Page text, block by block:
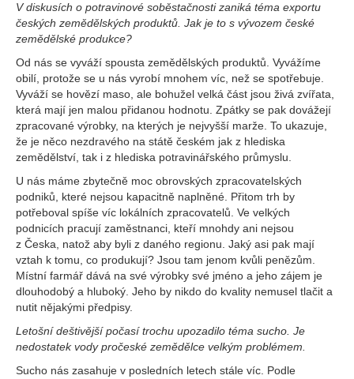
V diskusích o potravinové soběstačnosti zaniká téma exportu
českých zemědělských produktů. Jak je to s vývozem české
zemědělské produkce?
Od nás se vyváží spousta zemědělských produktů. Vyvážíme
obilí, protože se u nás vyrobí mnohem víc, než se spotřebuje.
Vyváží se hovězí maso, ale bohužel velká část jsou živá zvířata,
která mají jen malou přidanou hodnotu. Zpátky se pak dovážejí
zpracované výrobky, na kterých je nejvyšší marže. To ukazuje,
že je něco nezdravého na státě českém jak z hlediska
zemědělství, tak i z hlediska potravinářského průmyslu.
U nás máme zbytečně moc obrovských zpracovatelských
podniků, které nejsou kapacitně naplněné. Přitom trh by
potřeboval spíše víc lokálních zpracovatelů. Ve velkých
podnicích pracují zaměstnanci, kteří mnohdy ani nejsou
z Česka, natož aby byli z daného regionu. Jaký asi pak mají
vztah k tomu, co produkují? Jsou tam jenom kvůli penězům.
Místní farmář dává na své výrobky své jméno a jeho zájem je
dlouhodobý a hluboký. Jeho by nikdo do kvality nemusel tlačit a
nutit nějakými předpisy.
Letošní deštivější počasí trochu upozadilo téma sucho. Je
nedostatek vody pročeské zemědělce velkým problémem.
Sucho nás zasahuje v posledních letech stále víc. Podle